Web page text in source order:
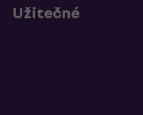
Užitečné